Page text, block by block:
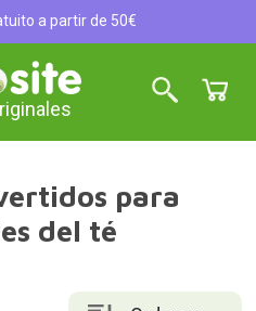
a partir de 50€
para
del té